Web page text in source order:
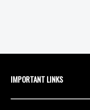
IMPORTANT LINKS